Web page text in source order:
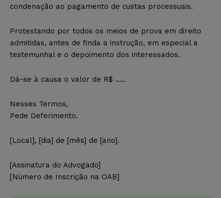
condenação ao pagamento de custas processuais.
Protestando por todos os meios de prova em direito
admitidas, antes de finda a instrução, em especial a
testemunhal e o depoimento dos interessados.
Dá-se à causa o valor de R$ …..
Nesses Termos,
Pede Deferimento.
[Local], [dia] de [mês] de [ano].
[Assinatura do Advogado]
[Número de Inscrição na OAB]